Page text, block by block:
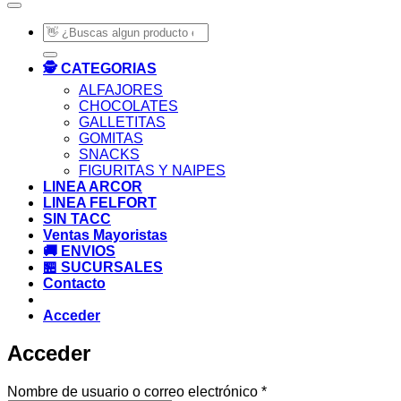
Buscar
por:
🕵️ CATEGORIAS
ALFAJORES
CHOCOLATES
GALLETITAS
GOMITAS
SNACKS
FIGURITAS Y NAIPES
LINEA ARCOR
LINEA FELFORT
SIN TACC
Ventas Mayoristas
🚚 ENVIOS
🏪 SUCURSALES
Contacto
Acceder
Acceder
Nombre de usuario o correo electrónico *Obligatorio